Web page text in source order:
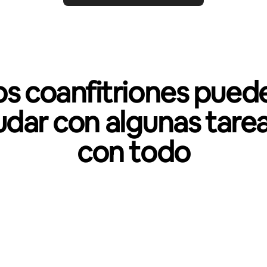
coanfitriones
con algunas
con todo